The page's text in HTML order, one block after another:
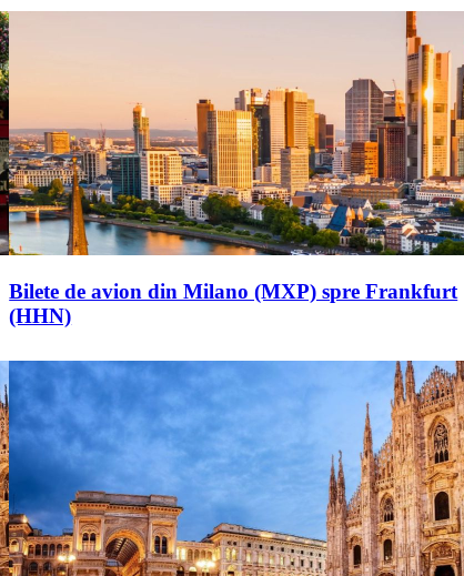
Bilete de avion din Milano (MXP) spre Frankfurt
(HHN)